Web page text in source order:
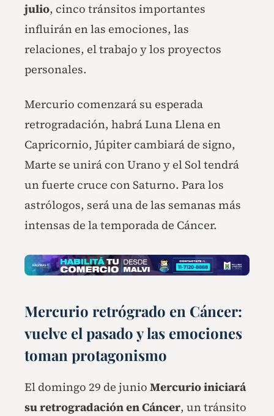
julio, cinco tránsitos importantes
influirán en las emociones, las
relaciones, el trabajo y los proyectos
personales.
Mercurio comenzará su esperada
retrogradación, habrá Luna Llena en
Capricornio, Júpiter cambiará de signo,
Marte se unirá con Urano y el Sol tendrá
un fuerte cruce con Saturno. Para los
astrólogos, será una de las semanas más
intensas de la temporada de Cáncer.
Mercurio retrógrado en Cáncer:
vuelve el pasado y las emociones
toman protagonismo
El domingo 29 de junio Mercurio iniciará
su retrogradación en Cáncer, un tránsito